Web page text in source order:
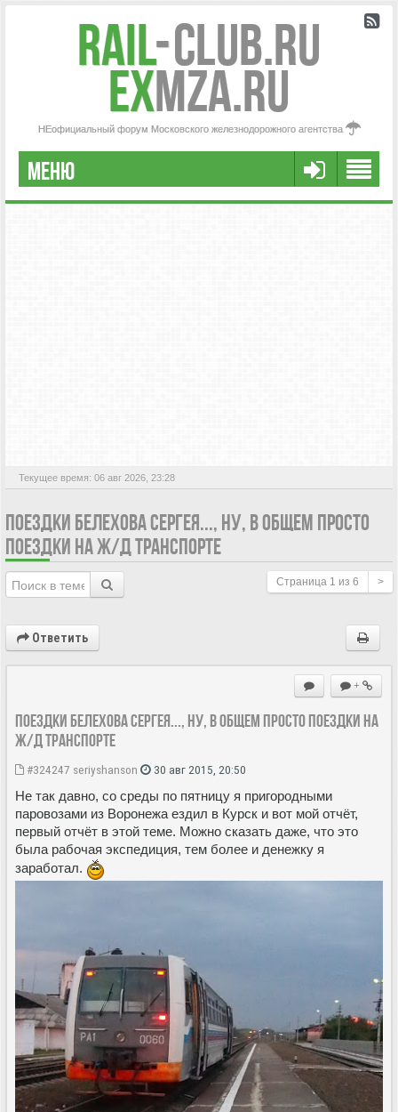
Rail-Club.RU
exMZA.RU
НЕофициальный форум Московского железнодорожного агентства
МЕНЮ
РЕГИСТРАЦИЯ
Текущее время: 06 авг 2026, 23:28
ПОЕЗДКИ БЕЛЕХОВА СЕРГЕЯ..., НУ, В ОБЩЕМ ПРОСТО
ПОЕЗДКИ НА Ж/Д ТРАНСПОРТЕ
Страница 1 из 6 >
Ответить
+
Поездки Белехова Сергея..., ну, в общем просто поездки на
ж/д транспорте
#324247 seriyshanson 30 авг 2015, 20:50
Не так давно, со среды по пятницу я пригородными
паровозами из Воронежа ездил в Курск и вот мой отчёт,
первый отчёт в этой теме. Можно сказать даже, что это
была рабочая экспедиция, тем более и денежку я
заработал.